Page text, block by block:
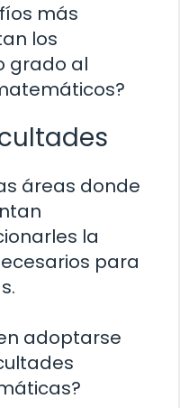
más
los
grado al
áreas donde
la
para
adoptarse